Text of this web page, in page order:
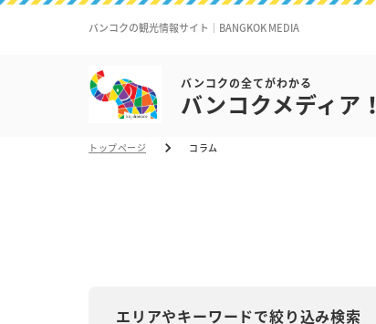
バンコクの観光情報サイト｜BANGKOK MEDIA
バンコクの全てがわかる
バンコクメディア！
トップページ コラム
エリアやキーワードで絞り込み検索